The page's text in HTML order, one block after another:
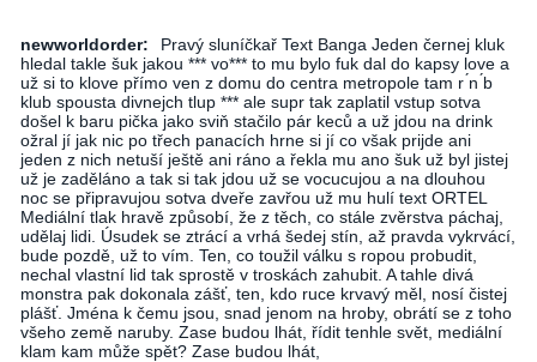
newworldorder:
Pravý sluníčkař Text Banga Jeden černej kluk
hledal takle šuk jakou *** vo*** to mu bylo fuk dal do kapsy love a
už si to klove přímo ven z domu do centra metropole tam r ́n ́b
klub spousta divnejch tlup *** ale supr tak zaplatil vstup sotva
došel k baru pička jako sviň stačilo pár keců a už jdou na drink
ožral jí jak nic po třech panacích hrne si jí co však prijde ani
jeden z nich netuší ještě ani ráno a řekla mu ano šuk už byl jistej
už je zaděláno a tak si tak jdou už se vocucujou a na dlouhou
noc se připravujou sotva dveře zavřou už mu hulí text ORTEL
Mediální tlak hravě způsobí, že z těch, co stále zvěrstva páchaj,
udělaj lidi. Úsudek se ztrácí a vrhá šedej stín, až pravda vykrvácí,
bude pozdě, už to vím. Ten, co toužil válku s ropou probudit,
nechal vlastní lid tak sprostě v troskách zahubit. A tahle divá
monstra pak dokonala zášť, ten, kdo ruce krvavý měl, nosí čistej
plášť. Jména k čemu jsou, snad jenom na hroby, obrátí se z toho
všeho země naruby. Zase budou lhát, řídit tenhle svět, mediální
klam kam může spět? Zase budou lhát,